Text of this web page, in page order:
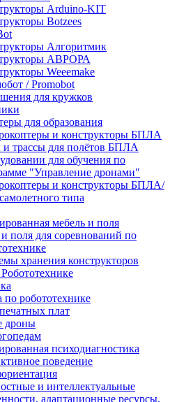
Arduino-KIT
Botzees
Алгоритмик
АВРОРА
Weeemake
/ Promobot
для кружков
для образования
и конструкторы БПЛА
трассы для полётов БПЛА
для обучения по
"Управление дронами"
и конструкторы БПЛА/
типа
мебель и поля
поля для соревнований по
хранения конструкторов
по робототехнике
плат
дроны
психодиагностика
поведение
и интеллектуальные
адаптационные ресурсы,